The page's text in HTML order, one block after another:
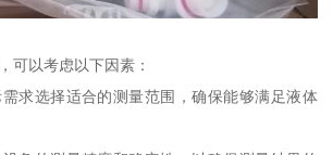
可以考虑以下因素：
求选择适合的测量范围，确保能够满足液体